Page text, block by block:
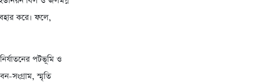
করে। ফলে,
পটভূমি ও
সংগ্রাম, স্মৃতি